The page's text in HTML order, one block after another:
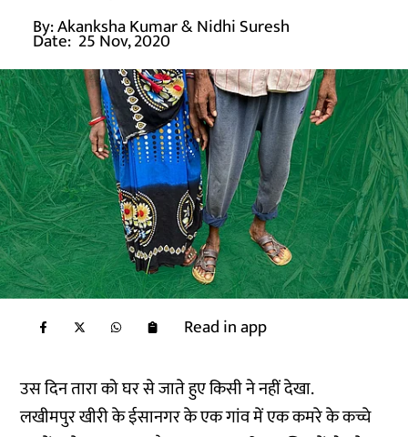
By:Akanksha Kumar & Nidhi Suresh
Date: 25 Nov, 2020
Read in app
उस दिन तारा को घर से जाते हुए किसी ने नहीं देखा.
लखीमपुर खीरी के ईसानगर के एक गांव में एक कमरे के कच्चे